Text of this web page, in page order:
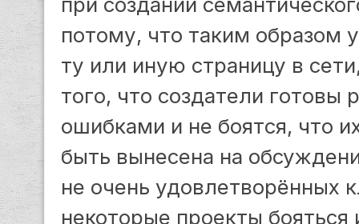
потому, что таким образом
ту или иную страницу в
того, что создатели готовы
ошибками и не боятся, что
быть вынесена на
не очень удовлетворённых
некоторые проекты